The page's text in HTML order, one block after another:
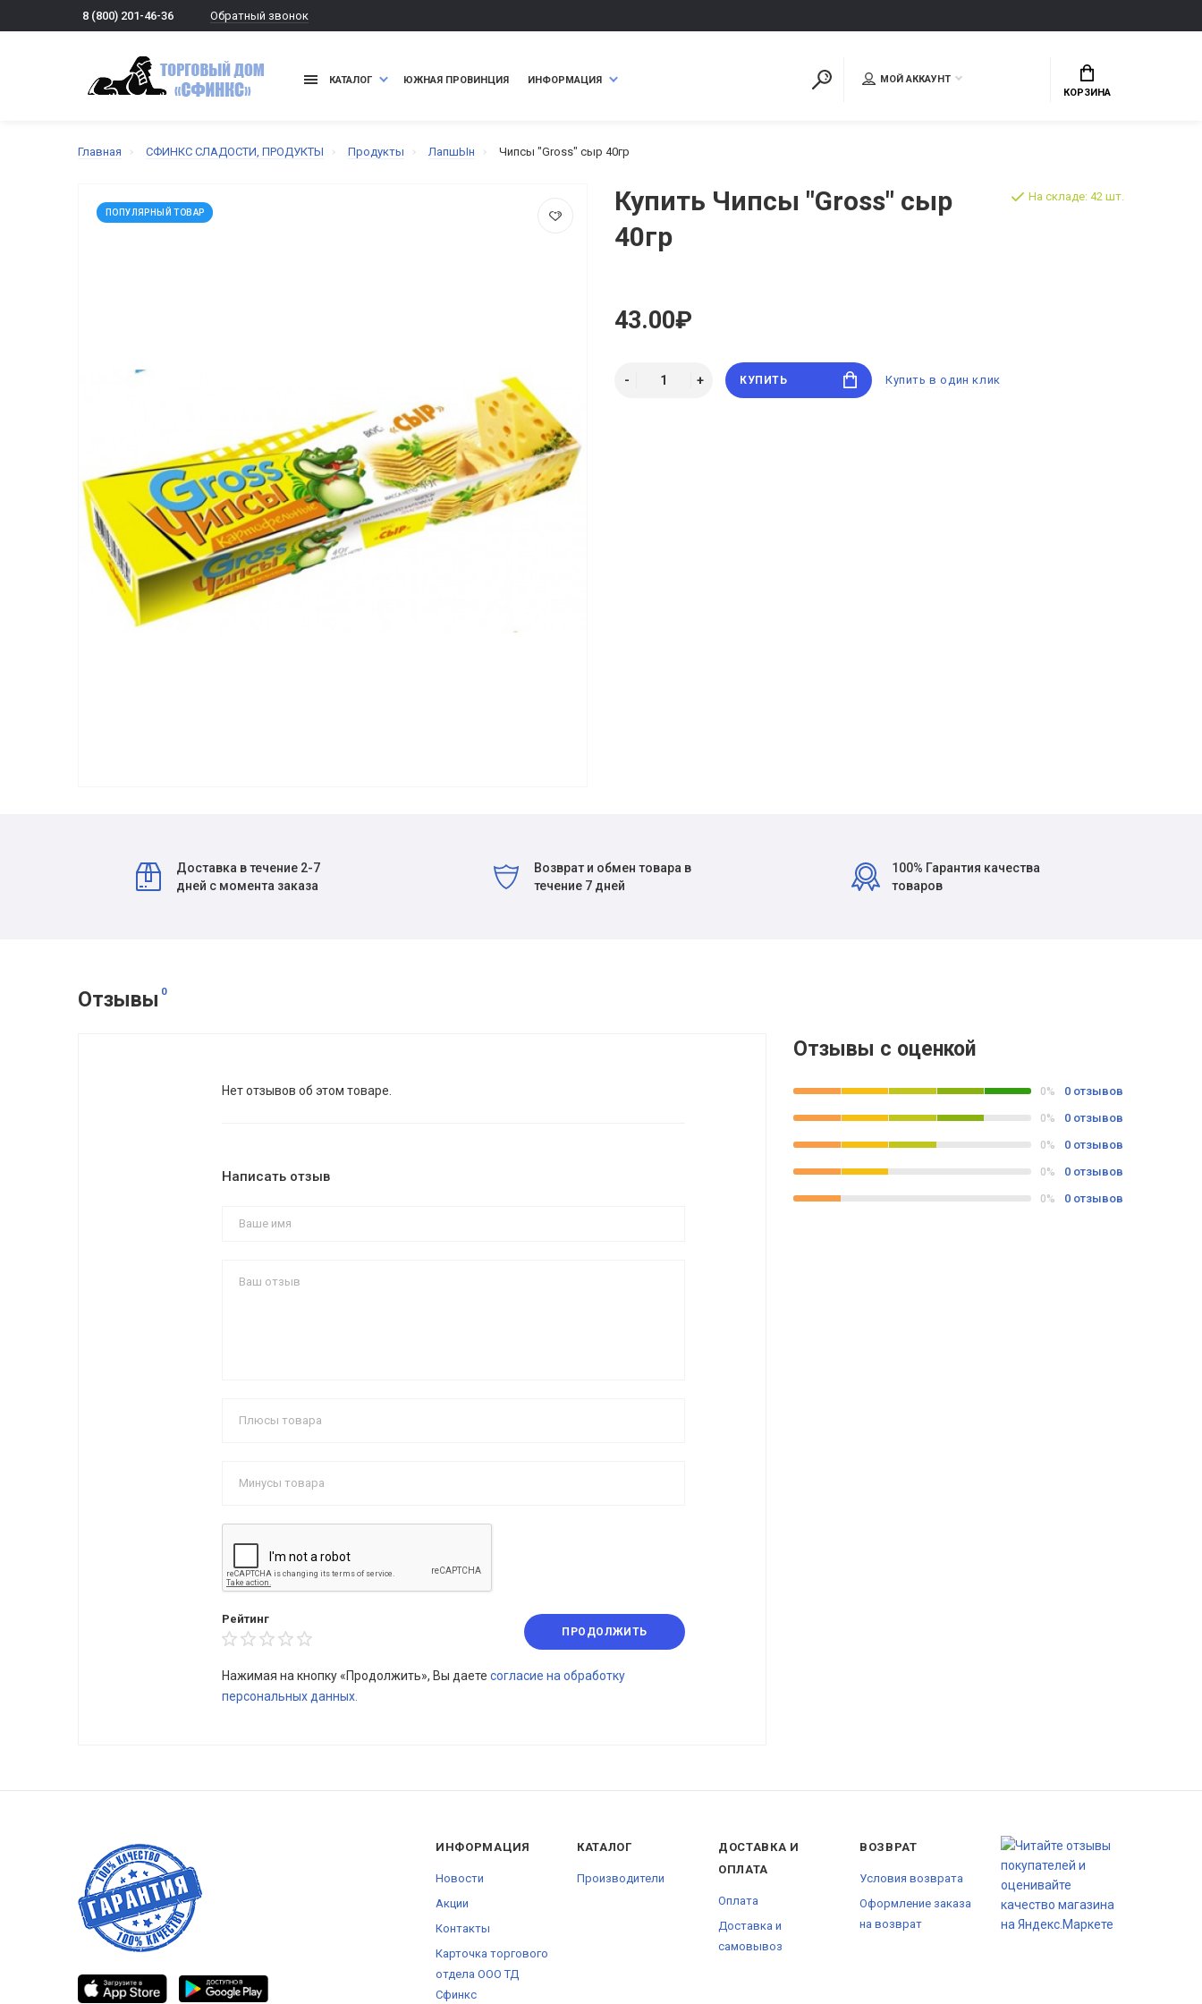
8 (800) 201-46-36 Обратный звонок
КАТАЛОГ ЮЖНАЯ ПРОВИНЦИЯ ИНФОРМАЦИЯ
МОЙ АККАУНТ
КОРЗИНА
Главная СФИНКС СЛАДОСТИ, ПРОДУКТЫ Продукты ЛапшЫн Чипсы "Gross" сыр 40гр
ПОПУЛЯРНЫЙ ТОВАР
Купить Чипсы "Gross" сыр
40гр
На складе: 42 шт.
43.00₽
КУПИТЬ Купить в один клик
Доставка в течение 2-7
дней с момента заказа
Возврат и обмен товара в
течение 7 дней
100% Гарантия качества
товаров
Отзывы 0
Нет отзывов об этом товаре.
Написать отзыв
Рейтинг
ПРОДОЛЖИТЬ
Нажимая на кнопку «Продолжить», Вы даете согласие на обработку
персональных данных.
Отзывы с оценкой
0% 0 отзывов
0% 0 отзывов
0% 0 отзывов
0% 0 отзывов
0% 0 отзывов
ИНФОРМАЦИЯ
Новости
Акции
Контакты
Карточка торгового
отдела ООО ТД
Сфинкс
КАТАЛОГ
Производители
ДОСТАВКА И
ОПЛАТА
Оплата
Доставка и
самовывоз
ВОЗВРАТ
Условия возврата
Оформление заказа
на возврат